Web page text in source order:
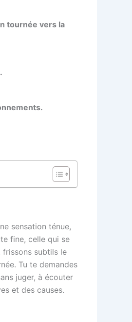
tournée vers la
sensation ténue,
fine, celle qui se
frissons subtils le
Tu te demandes
juger, à écouter
et des causes.